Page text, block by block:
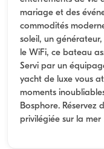
mariage et des
commodités
soleil, un
le WiFi, ce bateau
Servi par un
yacht de luxe vous
moments
Bosphore. Réservez
privilégiée sur la mer